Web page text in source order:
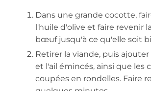
Dans une grande cocotte,
l'huile d'olive et faire revenir
bœuf jusqu'à ce qu'elle soit
Retirer la viande, puis
et l'ail émincés, ainsi que les
coupées en rondelles. Faire